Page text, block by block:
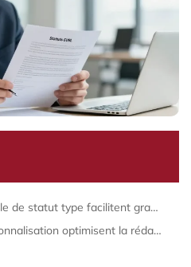
Les avantages du modèle de statut type facilitent grandement la création de votre eurl
Les procédures de personnalisation optimisent la rédaction de l acte sous seing privé